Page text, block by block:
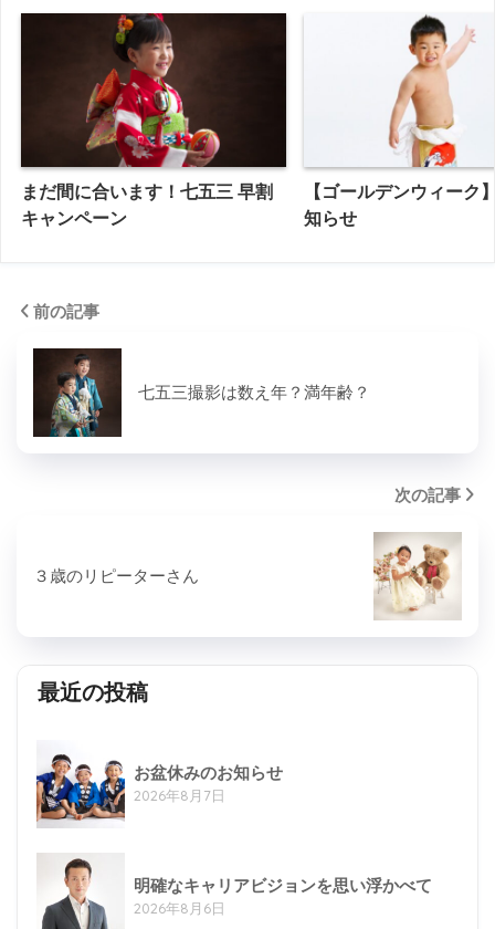
まだ間に合います！七五三 早割
キャンペーン
【ゴールデンウィーク
知らせ
前の記事
七五三撮影は数え年？満年齢？
次の記事
３歳のリピーターさん
最近の投稿
お盆休みのお知らせ
2026年8月7日
明確なキャリアビジョンを思い浮かべて
2026年8月6日